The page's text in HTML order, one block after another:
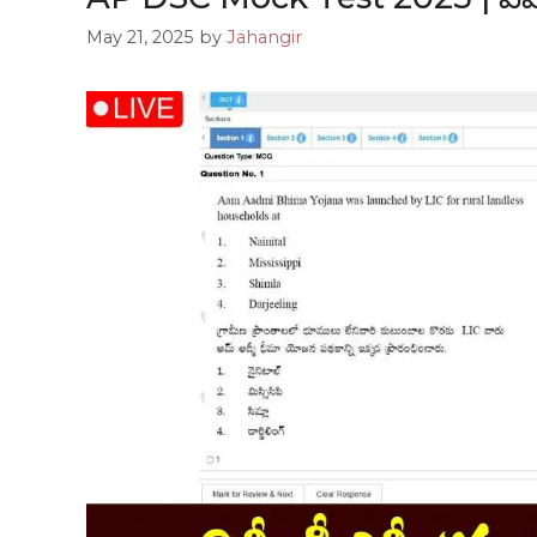
May 21, 2025 by Jahangir